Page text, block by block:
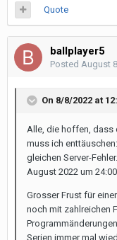
Quote
ballplayer5
Posted August
On 8/8/2022 at
Alle, die hoffen, dass
muss ich
gleichen Server-
August 2022 um
Grosser Frust für
noch mit zahlreichen
Serien immer mal